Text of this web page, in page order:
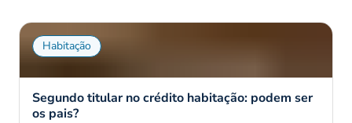
Habitação
Segundo titular no crédito habitação: podem ser
os pais?